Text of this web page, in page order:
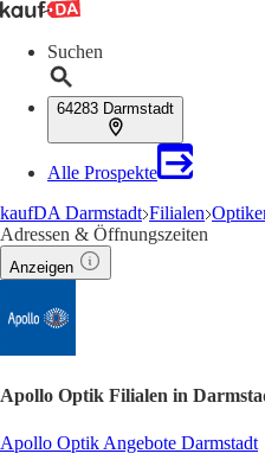
Suchen
64283 Darmstadt
Alle Prospekte
kaufDA Darmstadt Filialen
Adressen & Öffnungszeiten
Anzeigen
Apollo Optik Filialen in
Apollo Optik Angebote Darmstadt